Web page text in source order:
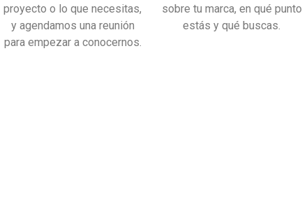
proyecto o lo que necesitas,
y agendamos una reunión
para empezar a conocernos.
sobre tu marca, en qué punto
estás y qué buscas.